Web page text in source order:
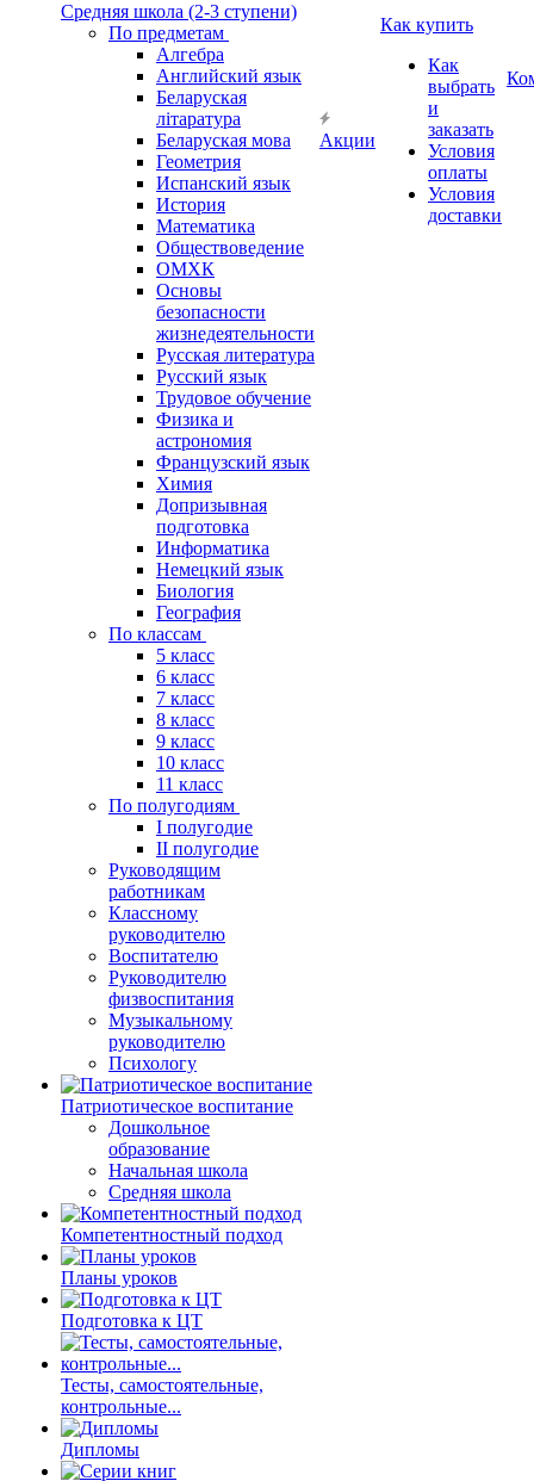
Средняя школа (2-3 ступени)
По предметам
Алгебра
Английский язык
Беларуская
літаратура
Беларуская мова
Геометрия
Испанский язык
История
Математика
Обществоведение
ОМХК
Основы
безопасности
жизнедеятельности
Русская литература
Русский язык
Трудовое обучение
Физика и
астрономия
Французский язык
Химия
Допризывная
подготовка
Информатика
Немецкий язык
Биология
География
По классам
5 класс
6 класс
7 класс
8 класс
9 класс
10 класс
11 класс
По полугодиям
I полугодие
II полугодие
Руководящим
работникам
Классному
руководителю
Воспитателю
Руководителю
физвоспитания
Музыкальному
руководителю
Психологу
Патриотическое воспитание
Дошкольное
образование
Начальная школа
Средняя школа
Компетентностный подход
Планы уроков
Подготовка к ЦТ
Тесты, самостоятельные,
контрольные...
Дипломы
Акции
Как купить
Как
выбрать
и
заказать
Условия
оплаты
Условия
доставки